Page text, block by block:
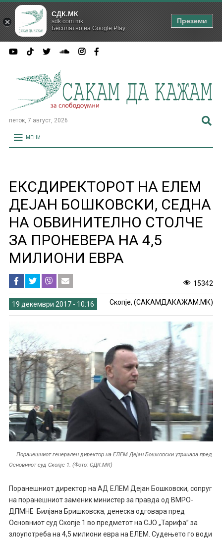
петок, 7 август, 2026
МЕНИ
ЕКСДИРЕКТОРОТ НА ЕЛЕМ
ДЕЈАН БОШКОВСКИ, СЕДНА
НА ОБВИНИТЕЛНО СТОЛЧЕ
ЗА ПРОНЕВЕРА НА 4,5
МИЛИОНИ ЕВРА
15342
19 декември 2017 - 10:16 Скопје, (САКАМДАКАЖАМ.МК)
Поранешниот генерален директор на ЕЛЕМ Дејан Бошковски утринава пред
Основниот суд Скопје 1. (Фото: СДК.МК)
Поранешниот директор на АД ЕЛЕМ Дејан Бошковски, сопруг
на поранешниот заменик министер за правда од ВМРО-
ДПМНЕ Билјана Бришковска, денеска одговара пред
Основниот суд Скопје 1 во предметот на СЈО „Тарифа” за
злоупотреба на 4,5 милиони евра на ЕЛЕМ. Судењето го води
СДК.МК
sdk.com.mk
Бесплатно на Google Play
Преземи